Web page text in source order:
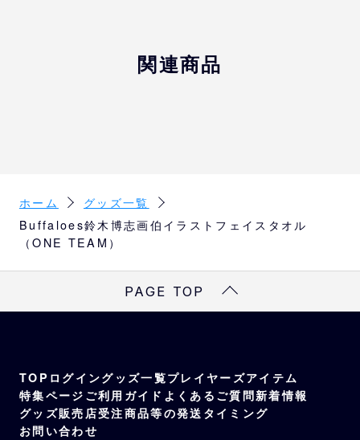
関連商品
ホーム
グッズ一覧
Buffaloes鈴木博志画伯イラストフェイスタオル
（ONE TEAM）
PAGE TOP
TOP ログイングッズ一覧プレイヤーズアイテム
特集ページ ご利用ガイド よくあるご質問新着情報
グッズ販売店受注商品等の発送タイミング
お問い合わせ